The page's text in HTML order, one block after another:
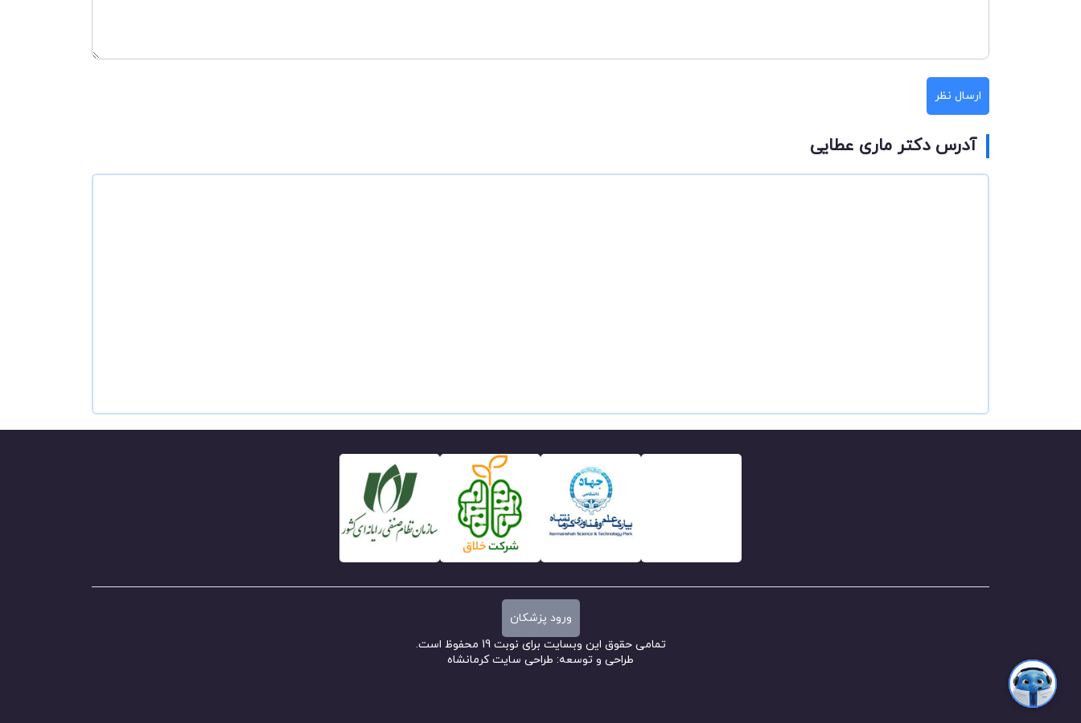
ارسال نظر
آدرس دکتر ماری عطایی
ورود پزشکان
تمامی حقوق این وبسایت برای نوبت 19 محفوظ است.
طراحی و توسعه: طراحی سایت کرمانشاه